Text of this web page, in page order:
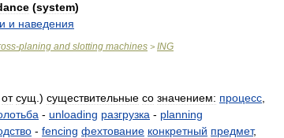
(system)
и наведения
-planing and slotting machines > ING
от сущ .) существительные со значением: процесс
- unloading разгрузка - planning
- fencing фехтование конкретный предмет,